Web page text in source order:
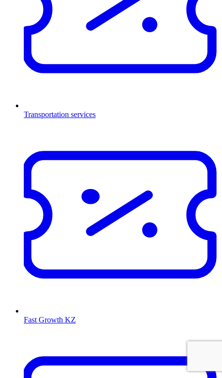
Transportation services
Fast Growth KZ